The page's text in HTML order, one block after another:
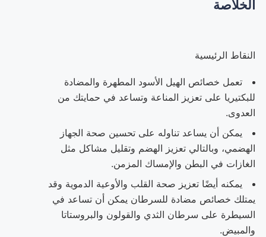
الخلاصة
النقاط الرئيسية
تعمل خصائص الهيل الأسود المطهرة والمضادة
للبكتيريا على تعزيز المناعة وتساعد في حمايتك من
العدوى.
يمكن أن يساعد تناوله على تحسين صحة الجهاز
الهضمي، وبالتالي تعزيز الهضم وتقليل مشاكل مثل
الغازات في البطن والإمساك المزمن.
يمكنه أيضًا تعزيز صحة القلب والأوعية الدموية وقد
يمتلك خصائص مضادة للسرطان يمكن أن تساعد في
السيطرة على سرطان الثدي والقولون والبروستاتا
والمبيض.